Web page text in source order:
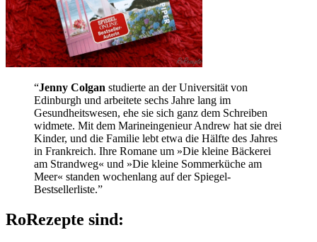
“Jenny Colgan studierte an der Universität von
Edinburgh und arbeitete sechs Jahre lang im
Gesundheitswesen, ehe sie sich ganz dem Schreiben
widmete. Mit dem Marineingenieur Andrew hat sie drei
Kinder, und die Familie lebt etwa die Hälfte des Jahres
in Frankreich. Ihre Romane um »Die kleine Bäckerei
am Strandweg« und »Die kleine Sommerküche am
Meer« standen wochenlang auf der Spiegel-
Bestsellerliste.”
RoRezepte sind: